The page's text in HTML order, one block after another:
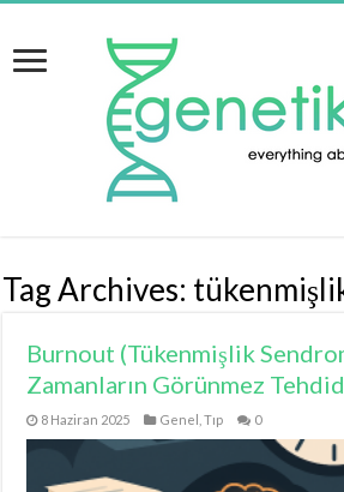
Tag Archives:
Burnout (Tükenmişlik
Zamanların Görünmez
8 Haziran 2025 Genel ,Tıp 0